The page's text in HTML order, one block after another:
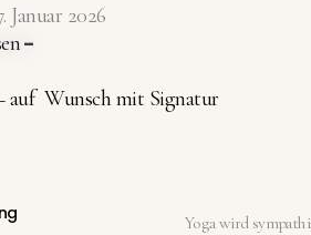
Januar 2026
–
auf Wunsch mit Signatur
Yoga wird sympathisch und